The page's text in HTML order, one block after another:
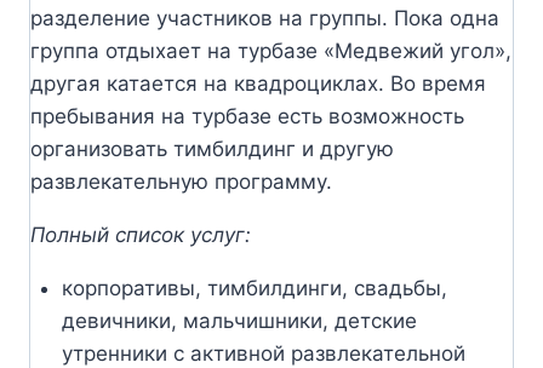
разделение участников на группы. Пока одна
группа отдыхает на турбазе «Медвежий угол»,
другая катается на квадроциклах. Во время
пребывания на турбазе есть возможность
организовать тимбилдинг и другую
развлекательную программу.
Полный список услуг:
корпоративы, тимбилдинги, свадьбы,
девичники, мальчишники, детские
утренники с активной развлекательной